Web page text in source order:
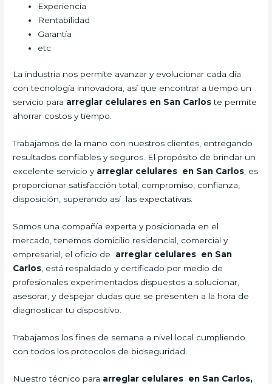
Experiencia
Rentabilidad
Garantía
etc
La industria nos permite avanzar y evolucionar cada día
con tecnología innovadora, así que encontrar a tiempo un
servicio para arreglar celulares en San Carloste permite
ahorrar costos y tiempo.
Trabajamos de la mano con nuestros clientes, entregando
resultados confiables y seguros. El propósito de brindar un
excelente servicio y arreglar celulares en San Carlos , es
proporcionar satisfacción total, compromiso, confianza,
disposición, superando así las expectativas.
Somos una compañía experta y posicionada en el
mercado, tenemos domicilio residencial, comercial y
empresarial, el oficio de arreglar celulares en San
Carlos , está respaldado y certificado por medio de
profesionales experimentados dispuestos a solucionar,
asesorar, y despejar dudas que se presenten a la hora de
diagnosticar tu dispositivo.
Trabajamos los fines de semana a nivel local cumpliendo
con todos los protocolos de bioseguridad.
Nuestro técnico para arreglar celulares en San Carlos,